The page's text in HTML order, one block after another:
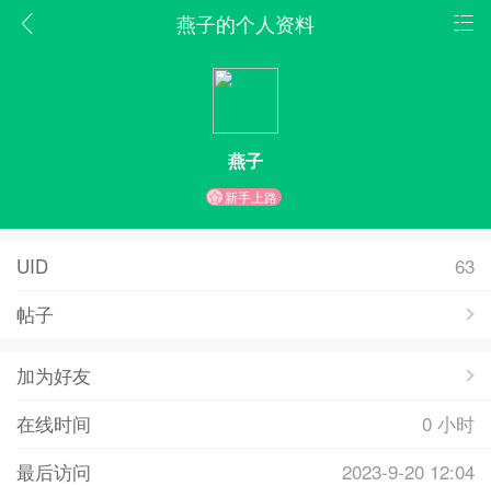
燕子的个人资料
燕子
新手上路
UID
63
帖子
加为好友
在线时间
0 小时
最后访问
2023-9-20 12:04